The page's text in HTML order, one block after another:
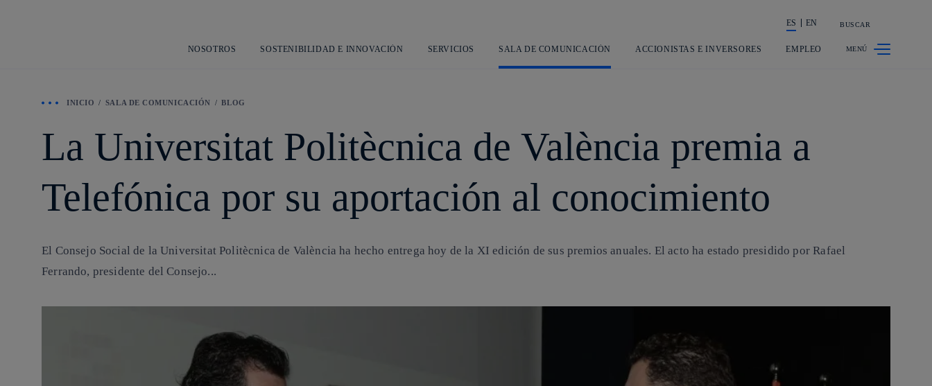
principal
La acción en accionistas e inversores
ES EN BUSCAR
NOSOTROS SOSTENIBILIDAD E INNOVACIÓN SERVICIOS SALA DE COMUNICACIÓN ACCIONISTAS E INVERSORES EMPLEO
INICIO SALA DE COMUNICACIÓN BLOG
La Universitat Politècnica de València premia a
Telefónica por su aportación al conocimiento
El Consejo Social de la Universitat Politècnica de València ha hecho entrega hoy de la XI edición de sus premios anuales. El acto ha estado presidido por Rafael
Ferrando, presidente del Consejo...